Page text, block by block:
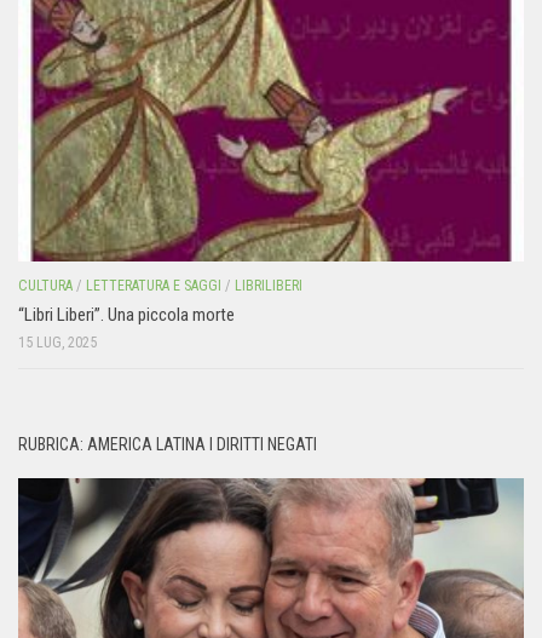
CULTURA / LETTERATURA E SAGGI / LIBRILIBERI
“Libri Liberi”. Una piccola morte
15 LUG, 2025
RUBRICA: AMERICA LATINA I DIRITTI NEGATI